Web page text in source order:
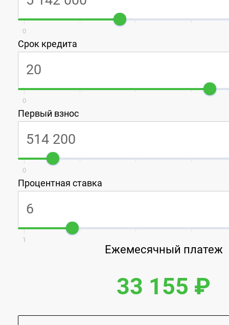
0
Срок кредита
0
Первый взнос
0
Процентная ставка
1
Ежемесячный платеж
33 155 ₽